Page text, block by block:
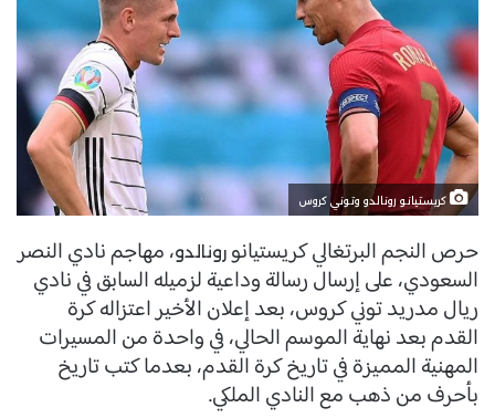
كريستيانو رونالدو وتوني كروس
حرص النجم البرتغالي كريستيانو رونالدو، مهاجم نادي النصر
السعودي، على إرسال رسالة وداعية لزميله السابق في نادي
ريال مدريد توني كروس، بعد إعلان الأخير اعتزاله كرة
القدم بعد نهاية الموسم الحالي، في واحدة من المسيرات
المهنية المميزة في تاريخ كرة القدم، بعدما كتب تاريخ
بأحرف من ذهب مع النادي الملكي.